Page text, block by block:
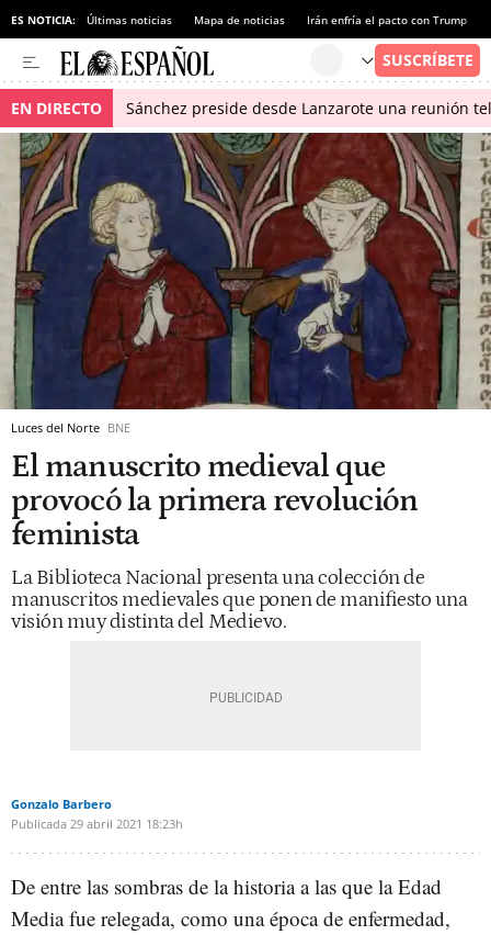
ES NOTICIA: Últimas noticias Mapa de noticias Irán enfría el pacto con Trump
EN DIRECTO Sánchez preside desde Lanzarote una reunión
Luces del Norte BNE
El manuscrito medieval que
provocó la primera revolución
feminista
La Biblioteca Nacional presenta una colección de
manuscritos medievales que ponen de manifiesto una
visión muy distinta del Medievo.
Gonzalo Barbero
Publicada 29 abril 2021 18:23h
De entre las sombras de la historia a las que la Edad
Media fue relegada, como una época de enfermedad,